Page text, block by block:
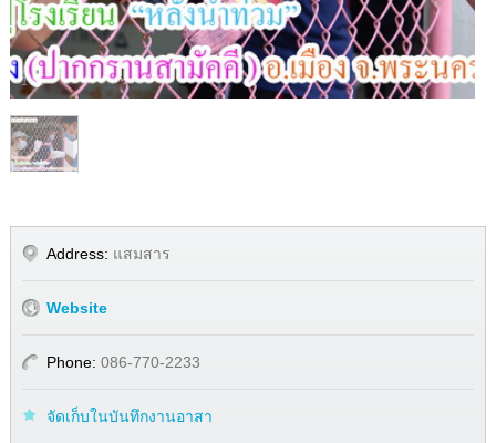
1/1
Address: แสมสาร
Website
Phone: 086-770-2233
จัดเก็บในบันทึกงานอาสา